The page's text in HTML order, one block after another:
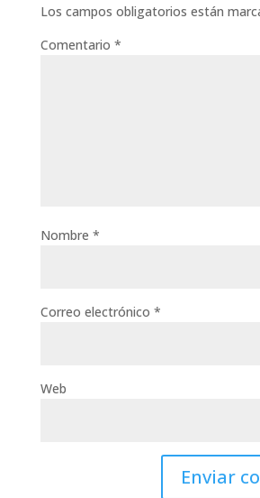
Los campos obligatorios están
Comentario *
Nombre *
Correo electrónico *
Web